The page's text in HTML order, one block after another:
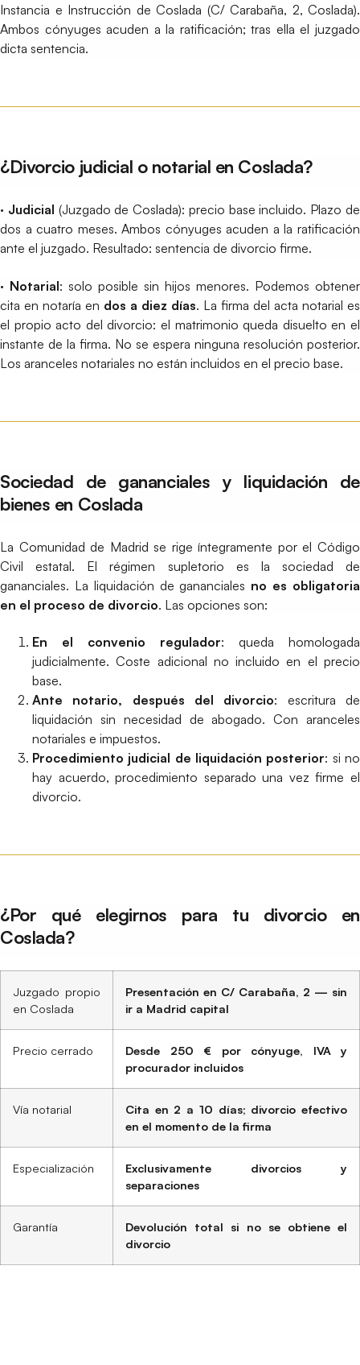
Instancia e Instrucción de Coslada (C/ Carabaña, 2, Coslada).
Ambos cónyuges acuden a la ratificación; tras ella el juzgado
dicta sentencia.
¿Divorcio judicial o notarial en Coslada?
· Judicial (Juzgado de Coslada): precio base incluido. Plazo de
dos a cuatro meses. Ambos cónyuges acuden a la ratificación
ante el juzgado. Resultado: sentencia de divorcio firme.
· Notarial: solo posible sin hijos menores. Podemos obtener
cita en notaría en dos a diez días. La firma del acta notarial es
el propio acto del divorcio: el matrimonio queda disuelto en el
instante de la firma. No se espera ninguna resolución posterior.
Los aranceles notariales no están incluidos en el precio base.
Sociedad de gananciales y liquidación de
bienes en Coslada
La Comunidad de Madrid se rige íntegramente por el Código
Civil estatal. El régimen supletorio es la sociedad de
gananciales. La liquidación de gananciales no es obligatoria
en el proceso de divorcio. Las opciones son:
En el convenio regulador: queda homologada
judicialmente. Coste adicional no incluido en el precio
base.
Ante notario, después del divorcio: escritura de
liquidación sin necesidad de abogado. Con aranceles
notariales e impuestos.
Procedimiento judicial de liquidación posterior: si no
hay acuerdo, procedimiento separado una vez firme el
divorcio.
¿Por qué elegirnos para tu divorcio en
Coslada?
Juzgado propio
en Coslada
Presentación en C/ Carabaña, 2 — sin
ir a Madrid capital
Precio cerrado
Desde 250 € por cónyuge, IVA y
procurador incluidos
Vía notarial
Cita en 2 a 10 días; divorcio efectivo
en el momento de la firma
Especialización
Exclusivamente divorcios y
separaciones
Garantía
Devolución total si no se obtiene el
divorcio